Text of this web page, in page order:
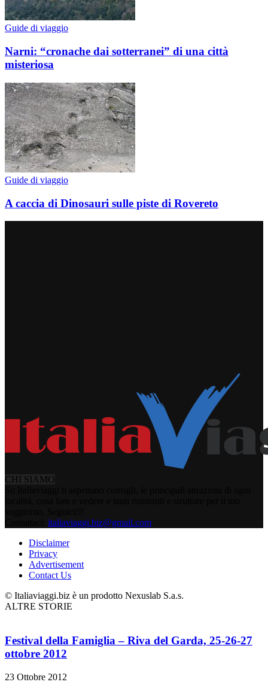
Guide di viaggio
Narni: “cronache dai sotterranei” di una città
misteriosa
Guide di viaggio
A caccia di Dinosauri sulle piste di Rovereto
CHI SIAMO
italiaviaggi.biz@gmail.com
Disclaimer
Privacy
Advertisement
Contact Us
© Italiaviaggi.biz è un prodotto Nexuslab S.a.s.
ALTRE STORIE
Festival della Famiglia – Riva del Garda, 25-26-27
ottobre 2012
23 Ottobre 2012